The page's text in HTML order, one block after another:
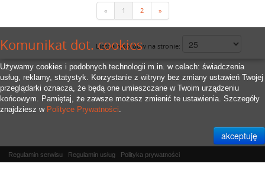
Komunikat dot. cookies
Używamy cookies i podobnych technologii m.in. w celach: świadczenia
usług, reklamy, statystyk. Korzystanie z witryny bez zmiany ustawień Twojej
przeglądarki oznacza, że będą one umieszczane w Twoim urządzeniu
końcowym. Pamiętaj, że zawsze możesz zmienić te ustawienia. Szczegóły
znajdziesz w Polityce Prywatności.
« 1 2 »
Liczba rekordów na stronie:
Regulamin serwisu Regulamin usług
Polityka prywatności